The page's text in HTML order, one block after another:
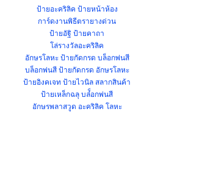
ป้ายอะคริลิค ป้ายหน้าห้อง
การ์ดงานพิธีตรายางด่วน
ป้ายอัฐิ ป้ายคาถา
โล่รางวัลอะคริลิค
อักษรโลหะ ป้ายกัดกรด บล็อกพ่นสี
บล็อกพ่นสี ป้ายกัดกรด อักษรโลหะ
ป้ายอิงคเจท ป้ายไวนิล สลากสินค้า
ป้ายเหล็กฉลุ บล๋็อกพ่นสี
อักษรพลาสวูด อะคริลิค โลหะ